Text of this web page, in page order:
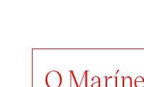
O Maríne